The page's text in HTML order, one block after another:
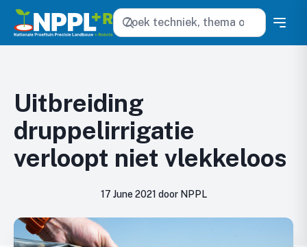
Zoeken
Uitbreiding
druppelirrigatie
verloopt niet vlekkeloos
17 June 2021 door NPPL